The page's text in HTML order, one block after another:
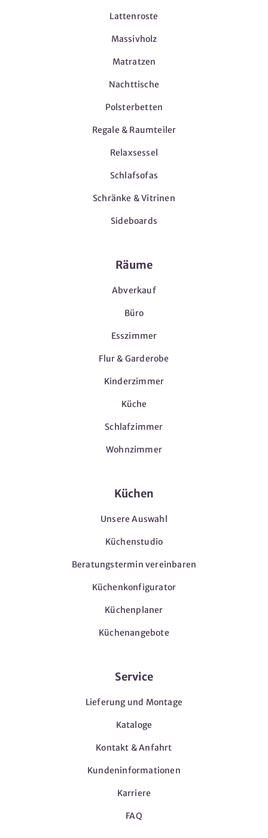
Lattenroste
Massivholz
Matratzen
Nachttische
Polsterbetten
Regale & Raumteiler
Relaxsessel
Schlafsofas
Schränke & Vitrinen
Sideboards
Räume
Abverkauf
Büro
Esszimmer
Flur & Garderobe
Kinderzimmer
Küche
Schlafzimmer
Wohnzimmer
Küchen
Unsere Auswahl
Küchenstudio
Beratungstermin vereinbaren
Küchenkonfigurator
Küchenplaner
Küchenangebote
Service
Lieferung und Montage
Kataloge
Kontakt & Anfahrt
Kundeninformationen
Karriere
FAQ